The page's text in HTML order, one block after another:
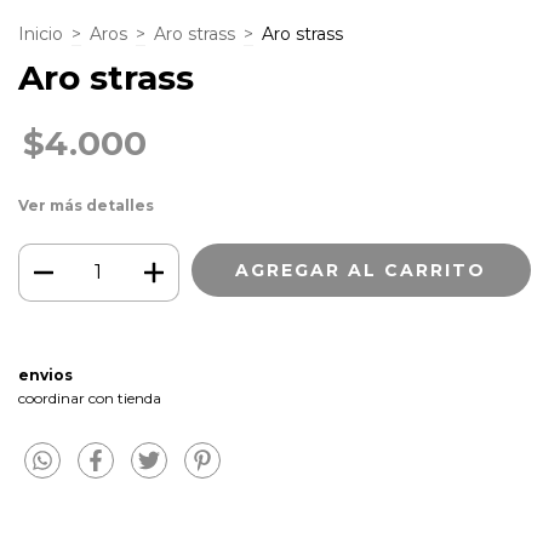
Inicio > Aros > Aro strass > Aro strass
Aro strass
$4.000
Ver más detalles
envios
coordinar con tienda